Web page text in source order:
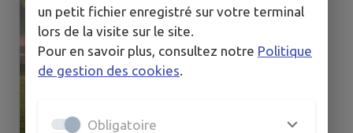
un petit fichier enregistré sur votre terminal
lors de la visite sur le site.
Pour en savoir plus, consultez notre Politique
de gestion des cookies.
Obligatoire